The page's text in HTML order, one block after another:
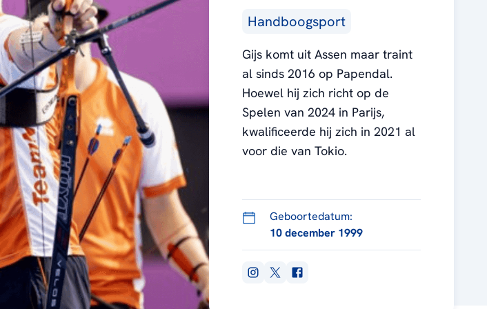
Handboogsport
Gijs komt uit Assen maar traint
al sinds 2016 op Papendal.
Hoewel hij zich richt op de
Spelen van 2024 in Parijs,
kwalificeerde hij zich in 2021 al
voor die van Tokio.
Geboortedatum:
10 december 1999